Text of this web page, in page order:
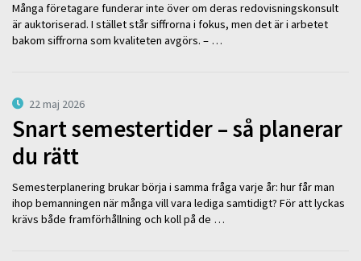
Många företagare funderar inte över om deras redovisningskonsult
är auktoriserad. I stället står siffrorna i fokus, men det är i arbetet
bakom siffrorna som kvaliteten avgörs. – …
22 maj 2026
Snart semestertider – så planerar
du rätt
Semesterplanering brukar börja i samma fråga varje år: hur får man
ihop bemanningen när många vill vara lediga samtidigt? För att lyckas
krävs både framförhållning och koll på de …